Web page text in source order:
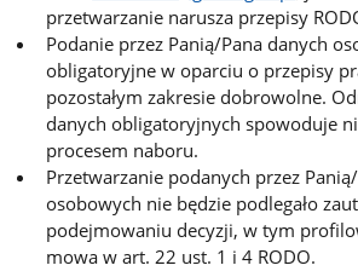
przetwarzanie narusza przepisy
Podanie przez Panią/Pana danych
obligatoryjne w oparciu o przepisy
pozostałym zakresie dobrowolne.
danych obligatoryjnych spowoduje
procesem naboru.
Przetwarzanie podanych przez
osobowych nie będzie podlegało
podejmowaniu decyzji, w tym
mowa w art. 22 ust. 1 i 4 RODO.